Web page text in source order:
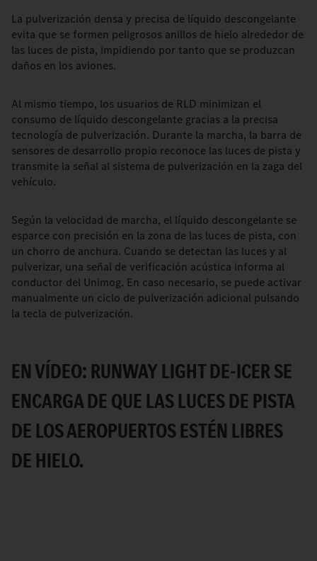
La pulverización densa y precisa de líquido descongelante
evita que se formen peligrosos anillos de hielo alrededor de
las luces de pista, impidiendo por tanto que se produzcan
daños en los aviones.
Al mismo tiempo, los usuarios de RLD minimizan el
consumo de líquido descongelante gracias a la precisa
tecnología de pulverización. Durante la marcha, la barra de
sensores de desarrollo propio reconoce las luces de pista y
transmite la señal al sistema de pulverización en la zaga del
vehículo.
Según la velocidad de marcha, el líquido descongelante se
esparce con precisión en la zona de las luces de pista, con
un chorro de anchura. Cuando se detectan las luces y al
pulverizar, una señal de verificación acústica informa al
conductor del Unimog. En caso necesario, se puede activar
manualmente un ciclo de pulverización adicional pulsando
la tecla de pulverización.
EN VÍDEO: RUNWAY LIGHT DE-ICER SE
ENCARGA DE QUE LAS LUCES DE PISTA
DE LOS AEROPUERTOS ESTÉN LIBRES
DE HIELO.